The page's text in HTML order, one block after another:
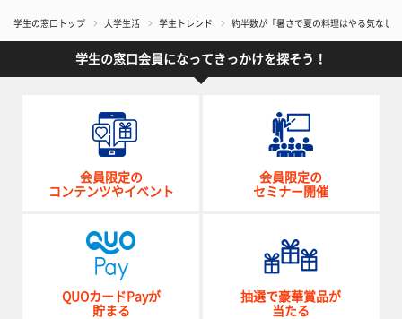
学生の窓口トップ 大学生活 学生トレンド 約半数が「暑さで夏の料理はやる気なし
学生の窓口会員になってきっかけを探そう！
会員限定の
コンテンツやイベント
会員限定の
セミナー開催
QUOカードPayが
貯まる
抽選で豪華賞品が
当たる